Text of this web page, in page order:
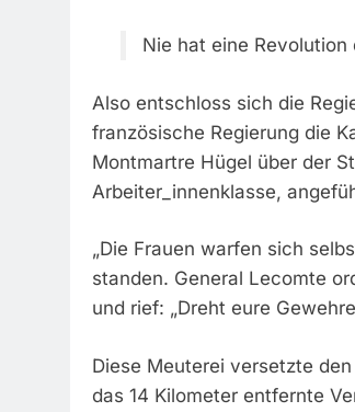
Nie hat eine
Also entschloss sich die
französische Regierung die
Montmartre Hügel über der
Arbeiter_innenklasse,
„Die Frauen warfen sich
standen. General Lecomte
und rief: „Dreht eure
Diese Meuterei versetzte
das 14 Kilometer entfernte